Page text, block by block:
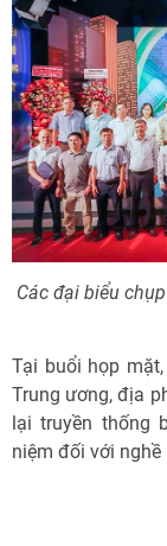
Các đại biểu
Tại buổi họp
Trung ương, địa
lại truyền thống
niệm đối với